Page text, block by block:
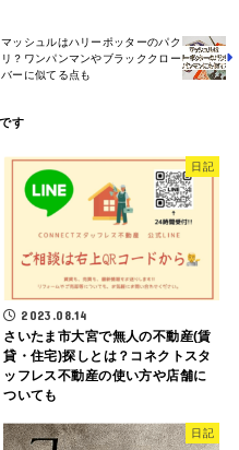
マッシュルはハリーポッターのパク
リ？ワンパンマンやブラッククロー
バーに似てる点も
日記
2023.08.14
さいたま市大宮で無人の不動産(賃
貸・住宅)探しとは？コネクトスタ
ッフレス不動産の使い方や店舗に
ついても
日記